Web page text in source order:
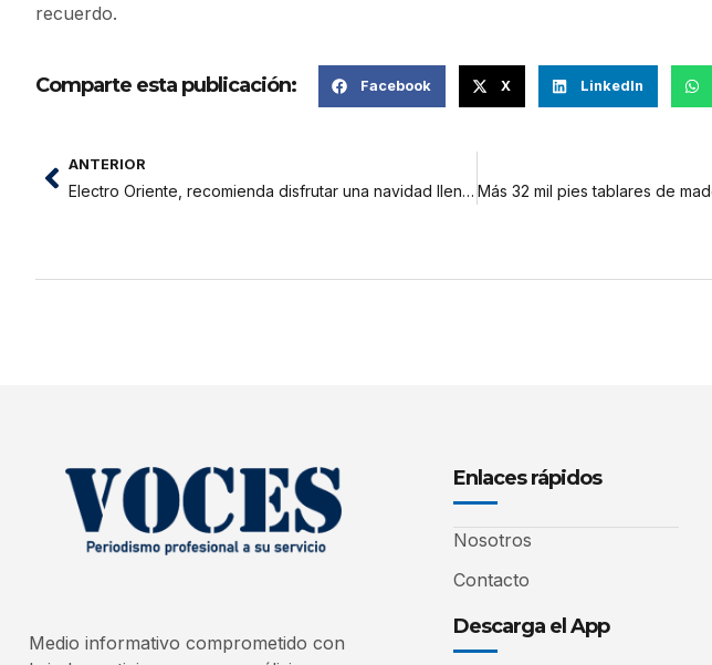
recuerdo.
Comparte esta publicación: Facebook X LinkedIn
ANTERIOR
Electro Oriente, recomienda disfrutar una navidad llena de amor, paz y sobretodo, seguridad.
Medio informativo comprometido con
Enlaces rápidos
Nosotros
Contacto
Descarga el App